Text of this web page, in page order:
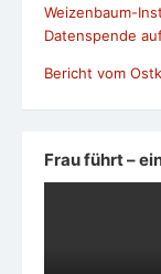
Weizenbaum-
Datenspende
Bericht vom
Frau führt –